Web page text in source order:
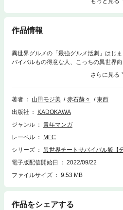
作品情報
異世界グルメの「最強グルメ活劇」はじ
バイバルもの得意な人、こっちの異世界
弾。※本作品は単行本を分割したもので、
す。重複購入にご注意ください。
著者 山田モジ美 赤石赫々
東西
出版社
KADOKAWA
ジャンル
青年マンガ
レーベル
MFC
シリーズ
異世界チートサバイバル飯【
電子版配信開始日
2022/09/22
ファイルサイズ
9.53 MB
作品をシェアする